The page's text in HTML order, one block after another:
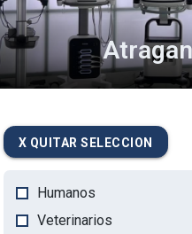
X QUITAR SELECCION
Humanos
Veterinarios